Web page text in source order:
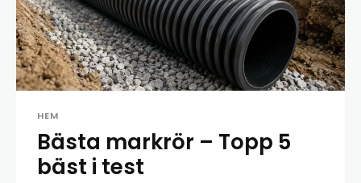
HEM
Bästa markrör – Topp 5
bäst i test